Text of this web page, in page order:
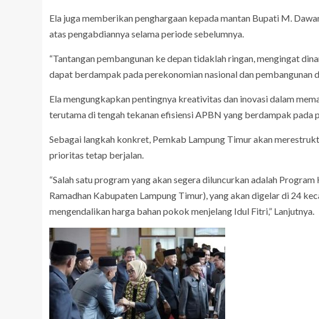
Ela juga memberikan penghargaan kepada mantan Bupati M.
atas pengabdiannya selama periode sebelumnya.
“Tantangan pembangunan ke depan tidaklah ringan, mengingat
dapat berdampak pada perekonomian nasional dan pembangunan
Ela mengungkapkan pentingnya kreativitas dan inovasi dalam
terutama di tengah tekanan efisiensi APBN yang berdampak pada
Sebagai langkah konkret, Pemkab Lampung Timur akan
prioritas tetap berjalan.
“Salah satu program yang akan segera diluncurkan adalah
Ramadhan Kabupaten Lampung Timur), yang akan digelar di 24
mengendalikan harga bahan pokok menjelang Idul Fitri,” Lanjutnya.